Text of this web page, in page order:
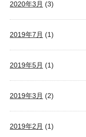
2020年3月 (3)
2019年7月 (1)
2019年5月 (1)
2019年3月 (2)
2019年2月 (1)